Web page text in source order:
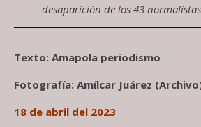
desaparición de los 43
Texto: Amapola periodismo
Fotografía: Amílcar Juárez
18 de abril del 2023